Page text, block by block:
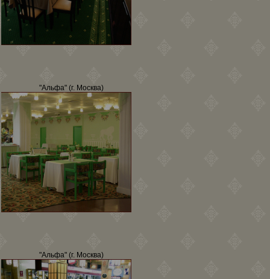
"Альфа" (г. Москва)
"Альфа" (г. Москва)